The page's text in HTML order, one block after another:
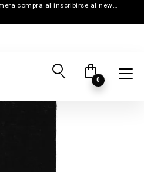
15% de descuento en la primera compra al inscribirse al newsletter
0